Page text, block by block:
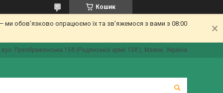
Кошик
обов’язково опрацюємо їх та зв’яжемося з вами з 08:00
вул. Преображенська 15б (Радянської армії 15б ), Маяки, Україна